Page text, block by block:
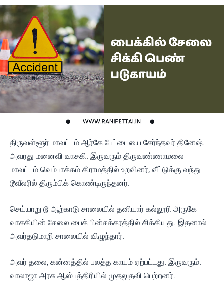
திருவள்ளூர் மாவட்டம் ஆர்கே பேட்டையை சேர்ந்தவர் தினேஷ்.
அவரது மனைவி வாசகி. இருவரும் திருவண்ணாமலை
மாவட்டம் வெம்பாக்கம் கிராமத்தில் உறவினர், வீட்டுக்கு வந்து
டூவீலரில் திரும்பிக் கொண்டிருந்தனர்.
செய்யாறு டூ ஆற்காடு சாலையில் தனியார் கல்லூரி அருகே
வாசகியின் சேலை பைக் பின்சக்கரத்தில் சிக்கியது. இதனால்
அவர்தடுமாறி சாலையில் விழுந்தார்.
அவர் தலை, கன்னத்தில் பலத்த காயம் ஏற்பட்டது. இருவரும்.
வாலாஜா அரசு ஆஸ்பத்திரியில் முதலுதவி பெற்றனர்.